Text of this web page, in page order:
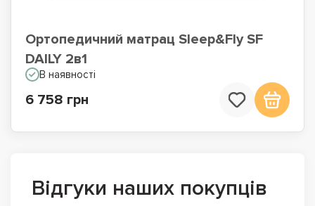
Ортопедичний матрац Sleep&Fly SF
DAILY 2в1
В наявності
6 758 грн
Відгуки наших покупців